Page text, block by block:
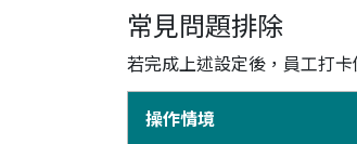
常見問題排除
若完成上述設定後，員工打
操作情境